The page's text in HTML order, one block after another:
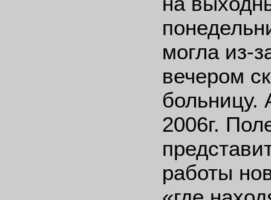
могла из-
вечером
больницу.
2006г.
работы